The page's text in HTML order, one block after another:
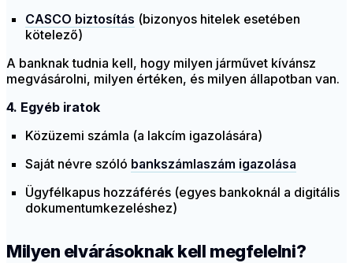
CASCO biztosítás (bizonyos hitelek esetében
kötelező)
A banknak tudnia kell, hogy milyen járművet kívánsz
megvásárolni, milyen értéken, és milyen állapotban van.
4. Egyéb iratok
Közüzemi számla (a lakcím igazolására)
Saját névre szóló bankszámlaszám igazolása
Ügyfélkapus hozzáférés (egyes bankoknál a digitális
dokumentumkezeléshez)
Milyen elvárásoknak kell megfelelni?